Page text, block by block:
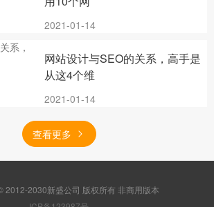
2021-01-14
网站设计与SEO的关系，高手是
从这4个维
2021-01-14
查看更多
2012-2030新盛公司 版权所有 非商用版本